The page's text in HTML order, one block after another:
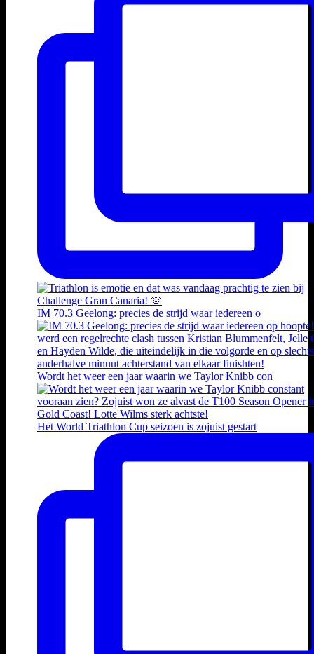
IM 70.3 Geelong: precies de strijd waar iedereen o
Wordt het weer een jaar waarin we Taylor Knibb con
Het World Triathlon Cup seizoen is zojuist gestart